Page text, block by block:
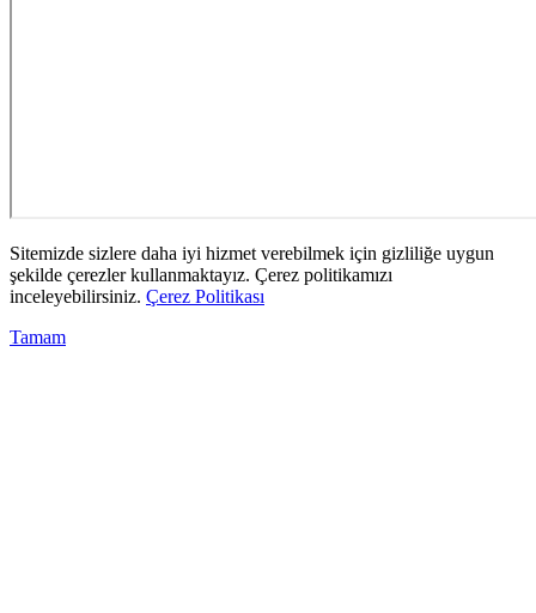
Sitemizde sizlere daha iyi hizmet verebilmek için gizliliğe uygun
şekilde çerezler kullanmaktayız. Çerez politikamızı
inceleyebilirsiniz. Çerez Politikası
Tamam